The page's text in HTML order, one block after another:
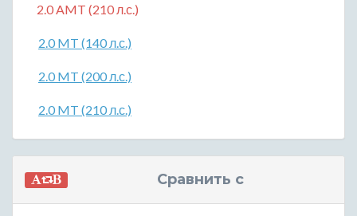
2.0 AMT (210 л.с.)
2.0 MT (140 л.с.)
2.0 MT (200 л.с.)
2.0 MT (210 л.с.)
Сравнить с